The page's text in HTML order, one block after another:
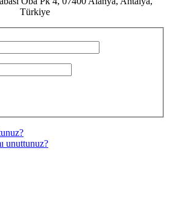
Türkiye
unuttunuz?